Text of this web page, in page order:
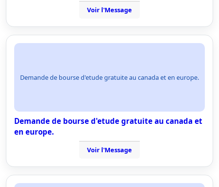
Voir l'Message
Demande de bourse d'etude gratuite au canada et en europe.
Demande de bourse d'etude gratuite au canada et
en europe.
Voir l'Message